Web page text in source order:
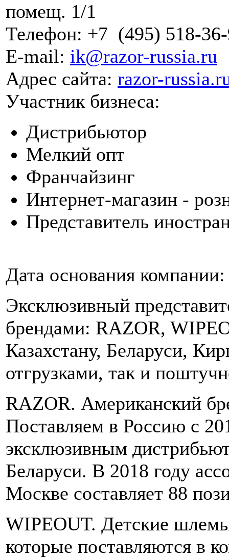
помещ. 1/1
Телефон: +7 (495) 518-
E-mail: ik@razor-russia.ru
Адрес сайта: razor-
Участник бизнеса:
Дистрибьютор
Мелкий опт
Франчайзинг
Интернет-магазин -
Представитель
Дата основания компании:
Эксклюзивный
брендами: RAZOR,
Казахстану, Беларуси,
отгрузками, так и
RAZOR. Американский
Поставляем в Россию с
эксклюзивным
Беларуси. В 2018 году
Москве составляет 88
WIPEOUT. Детские
которые поставляются в